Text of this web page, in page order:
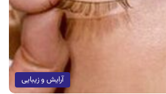
آرایش و زیبایی